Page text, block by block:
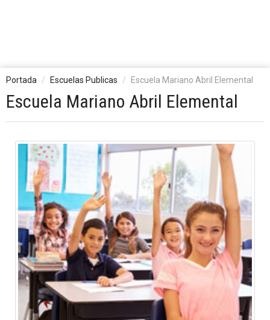
Portada Escuelas Publicas Escuela Mariano Abril Elemental
Escuela Mariano Abril Elemental